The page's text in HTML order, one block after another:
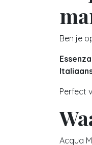
Ben je
Perfect
Acqua